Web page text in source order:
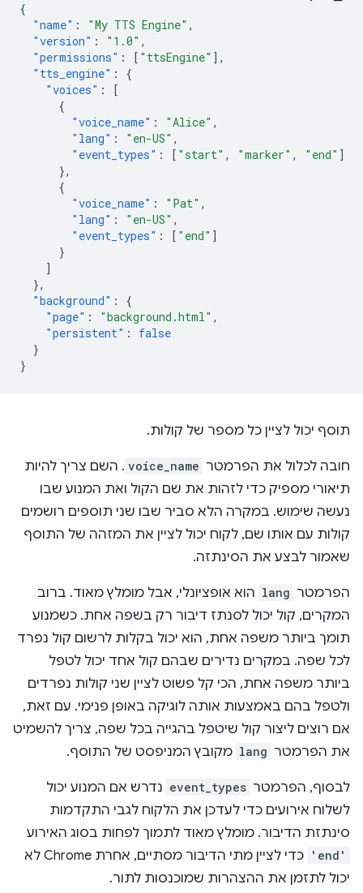
{
"name" : "My TTS Engine" ,
"version" : "1.0" ,
"permissions" : [ "ttsEngine" ],
"tts_engine" :
{
"voices" :
[
{
"voice_name" : "Alice" ,
"lang" : "en-US" ,
"event_types" : [ "start" , "marker" , "end" ]
},
{
"voice_name" : "Pat" ,
"lang" : "en-US" ,
"event_types" : [ "end" ]
}
]
},
"background" :
{
"page" : "background.html" ,
"persistent" :
false
}
}
תוסף יכול לציין כל מספר של קולות.
חובה לכלול את הפרמטר voice_name . השם צריך להיות
תיאורי מספיק כדי לזהות את שם הקול ואת המנוע שבו
נעשה שימוש. במקרה הלא סביר שבו שני תוספים רושמים
קולות עם אותו שם, לקוח יכול לציין את המזהה של התוסף
שאמור לבצע את הסינתזה.
הפרמטר lang הוא אופציונלי, אבל מומלץ מאוד. ברוב
המקרים, קול יכול לסנתז דיבור רק בשפה אחת. כשמנוע
תומך ביותר משפה אחת, הוא יכול בקלות לרשום קול נפרד
לכל שפה. במקרים נדירים שבהם קול אחד יכול לטפל
ביותר משפה אחת, הכי קל פשוט לציין שני קולות נפרדים
ולטפל בהם באמצעות אותה לוגיקה באופן פנימי. עם זאת,
אם רוצים ליצור קול שיטפל בהגייה בכל שפה, צריך להשמיט
את הפרמטר lang מקובץ המניפסט של התוסף.
לבסוף, הפרמטר event_types נדרש אם המנוע יכול
לשלוח אירועים כדי לעדכן את הלקוח לגבי התקדמות
סינתזת הדיבור. מומלץ מאוד לתמוך לפחות בסוג האירוע
'end'
כדי לציין מתי הדיבור מסתיים, אחרת Chrome לא
יכול לתזמן את ההצהרות שמוכנסות לתור.